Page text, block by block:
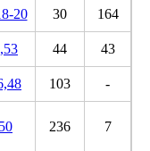
20 30
164
44
43
103 -
236 7